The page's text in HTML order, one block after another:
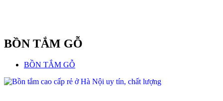
BỒN TẮM GỖ
BỒN TẮM GỖ